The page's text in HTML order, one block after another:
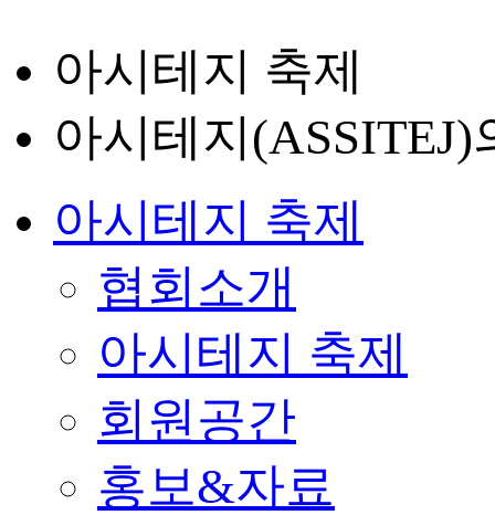
아시테지 축제
아시테지
아시테지 축제
협회소개
아시테지 축제
회원공간
홍보&자료